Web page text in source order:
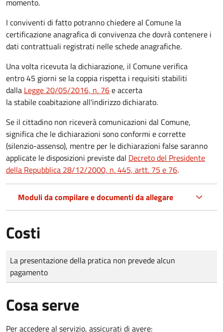
I conviventi di fatto potranno chiedere al Comune la
certificazione anagrafica di convivenza che dovrà contenere i
dati contrattuali registrati nelle schede anagrafiche.
Una volta ricevuta la dichiarazione, il Comune verifica
entro 45 giorni se la coppia rispetta i requisiti stabiliti
dalla Legge 20/05/2016, n. 76e accerta
la stabile coabitazione all'indirizzo dichiarato.
Se il cittadino non riceverà comunicazioni dal Comune,
significa che le dichiarazioni sono conformi e corrette
(silenzio-assenso), mentre per le dichiarazioni false saranno
applicate le disposizioni previste dal Decreto del Presidente
della Repubblica 28/12/2000, n. 445, artt. 75 e 76.
Moduli da compilare e documenti da allegare
Costi
Tipo di pagamento
Importo
La presentazione della pratica non prevede alcun
pagamento
Cosa serve
Per accedere al servizio, assicurati di avere: